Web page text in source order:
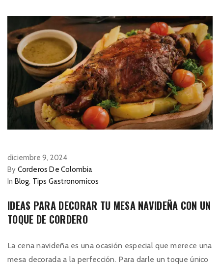
diciembre 9, 2024
By Corderos De Colombia
In Blog, Tips Gastronomicos
IDEAS PARA DECORAR TU MESA NAVIDEÑA CON UN
TOQUE DE CORDERO
La cena navideña es una ocasión especial que merece una
mesa decorada a la perfección. Para darle un toque único